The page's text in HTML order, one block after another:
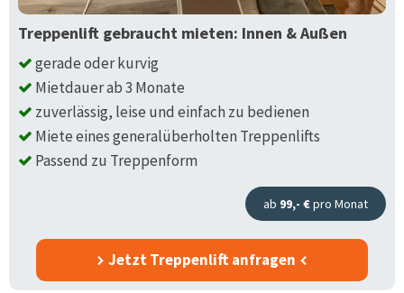
Treppenlift gebraucht mieten: Innen & Außen
gerade oder kurvig
Mietdauer ab 3 Monate
zuverlässig, leise und einfach zu bedienen
Miete eines generalüberholten Treppenlifts
Passend zu Treppenform
ab 99,- €pro Monat
Jetzt Treppenlift anfragen